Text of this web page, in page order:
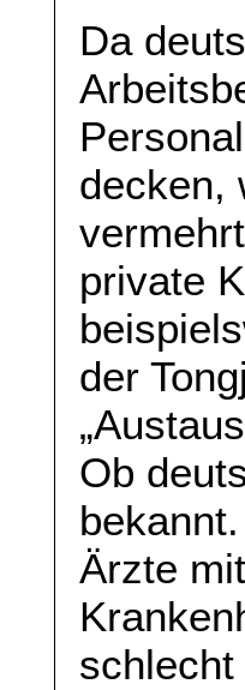
Da
decken,
private
der
Ob
Ärzte